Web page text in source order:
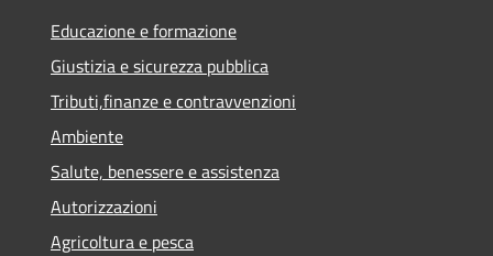
Educazione e formazione
Giustizia e sicurezza pubblica
Tributi,finanze e contravvenzioni
Ambiente
Salute, benessere e assistenza
Autorizzazioni
Agricoltura e pesca